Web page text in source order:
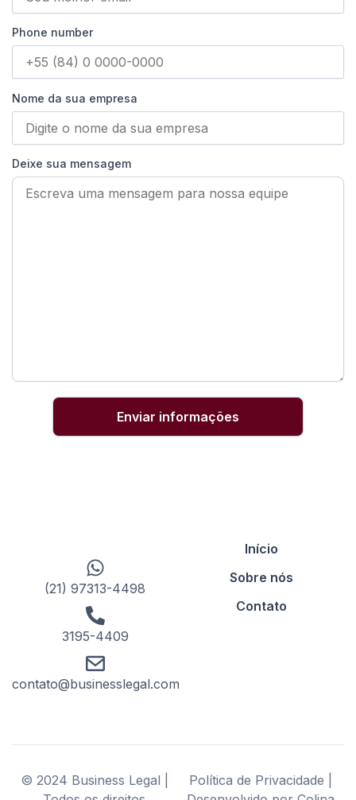
Phone number
Nome da sua empresa
Deixe sua mensagem
(21) 97313-4498
3195-4409
contato@businesslegal.com
Início
Sobre nós
Contato
© 2024 Business Legal |
Política de Privacidade |